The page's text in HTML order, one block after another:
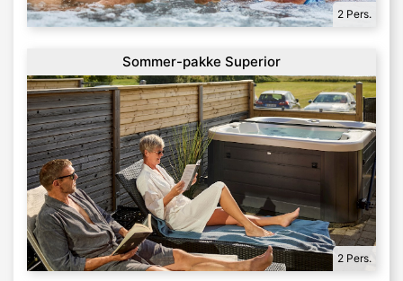
2 Pers.
Sommer-pakke Superior
2 Pers.